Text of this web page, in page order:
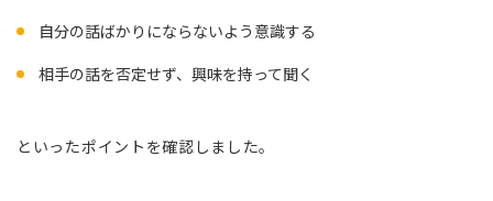
自分の話ばかりにならないよう意識する
相手の話を否定せず、興味を持って聞く
といったポイントを確認しました。